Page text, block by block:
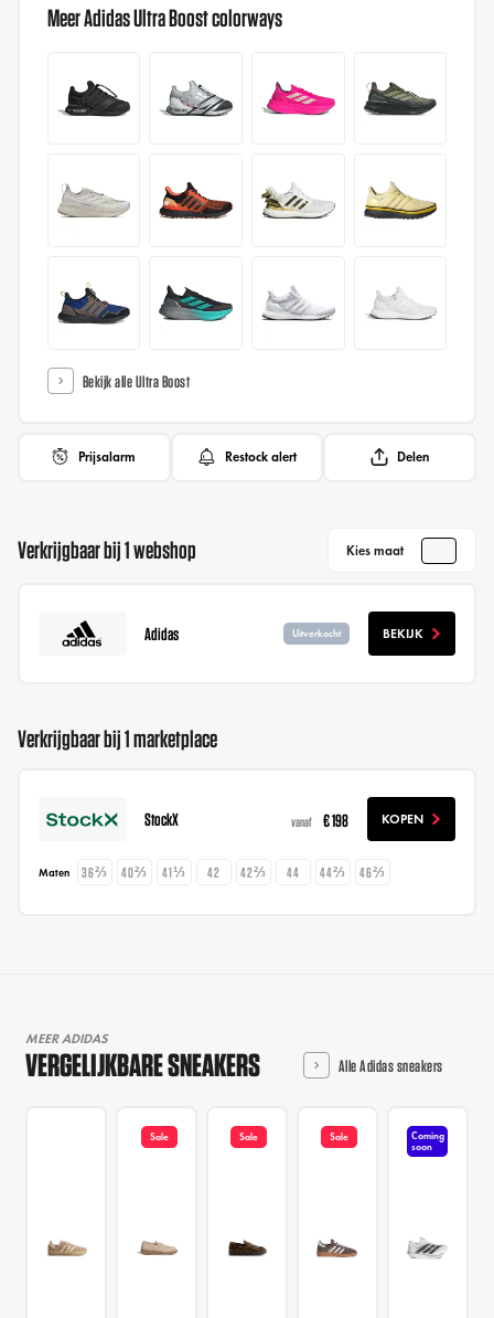
Meer Adidas Ultra Boost colorways
Bekijk alle Ultra Boost
Prijsalarm Restock alert Delen
Verkrijgbaar bij 1 webshop Kies maat
Adidas Uitverkocht BEKIJK
Verkrijgbaar bij 1 marketplace
StockX vanaf € 198 KOPEN
Maten 36⅔ 40⅔ 41⅓ 42 42⅔ 44 44⅔ 46⅔
MEER ADIDAS
VERGELIJKBARE SNEAKERS Alle Adidas sneakers
Sale Sale Sale
Coming
soon